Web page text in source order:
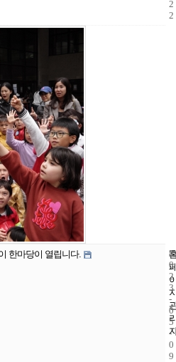
2
2
한마당이 열립니다. 8
2
0
2
3
-
0
5
-
0
9